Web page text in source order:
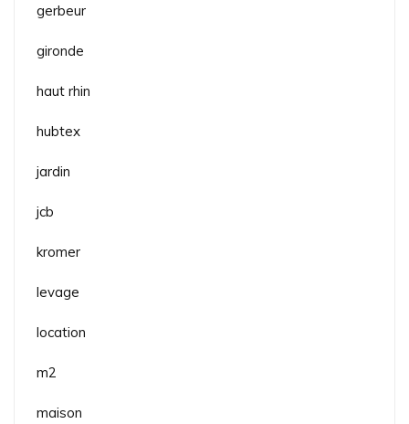
gerbeur
gironde
haut rhin
hubtex
jardin
jcb
kromer
levage
location
m2
maison